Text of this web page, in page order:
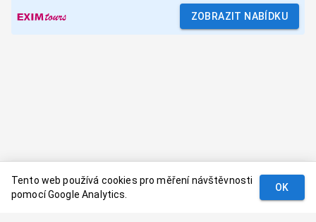
ZOBRAZIT NABÍDKU
Tento web používá cookies pro měření návštěvnosti
pomocí Google Analytics.
OK